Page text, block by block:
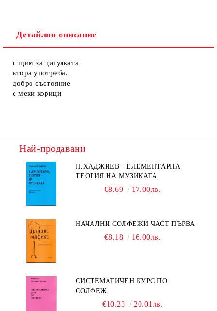
Детайлно описание
с щим за цигулката
втора употреба.
добро състояние
с меки корици
Най-продавани
П.ХАДЖИЕВ - ЕЛЕМЕНТАРНА
ТЕОРИЯ НА МУЗИКАТА
€8.69 17.00лв.
НАЧАЛНИ СОЛФЕЖИ ЧАСТ ПЪРВА
€8.18 16.00лв.
СИСТЕМАТИЧЕН КУРС ПО
СОЛФЕЖ
€10.23 20.01лв.